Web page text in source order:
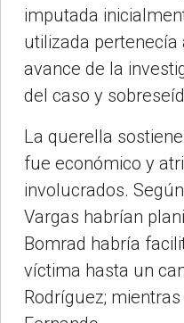
imputada
utilizada pertenecía
avance de la
del caso y
La querella
fue económico y
involucrados.
Vargas habrían
Bomrad habría
víctima hasta un
Rodríguez;